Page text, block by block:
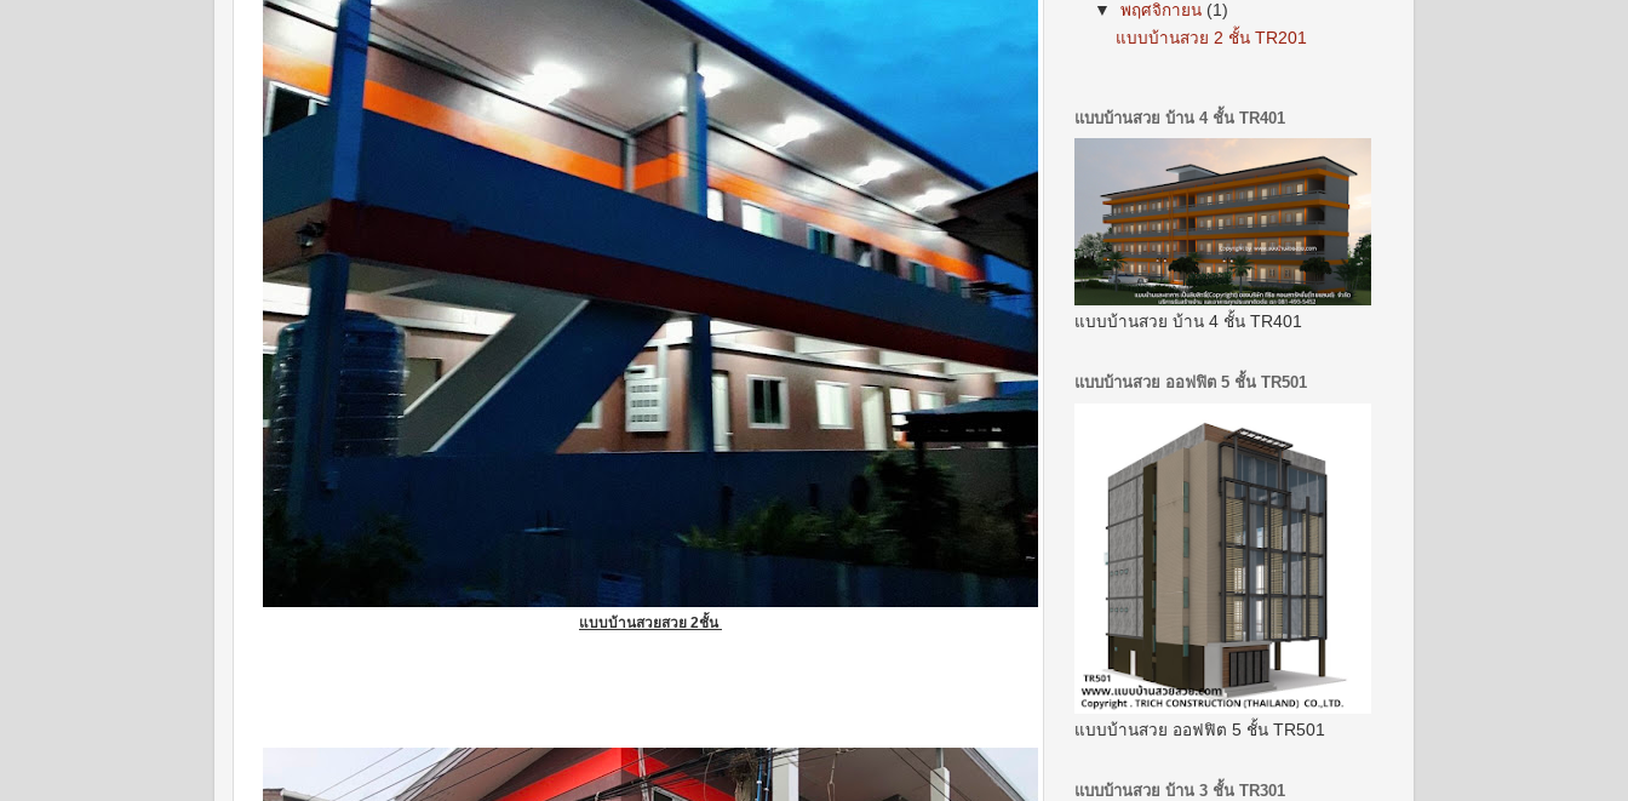
แบบบ้านสวยสวย 2ชั้น
▼พฤศจิกายน (1)
แบบบ้านสวย 2 ชั้น TR201
แบบบ้านสวย บ้าน 4 ชั้น TR401
แบบบ้านสวย บ้าน 4 ชั้น TR401
แบบบ้านสวย ออฟฟิต 5 ชั้น TR501
แบบบ้านสวย ออฟฟิต 5 ชั้น TR501
แบบบ้านสวย บ้าน 3 ชั้น TR301